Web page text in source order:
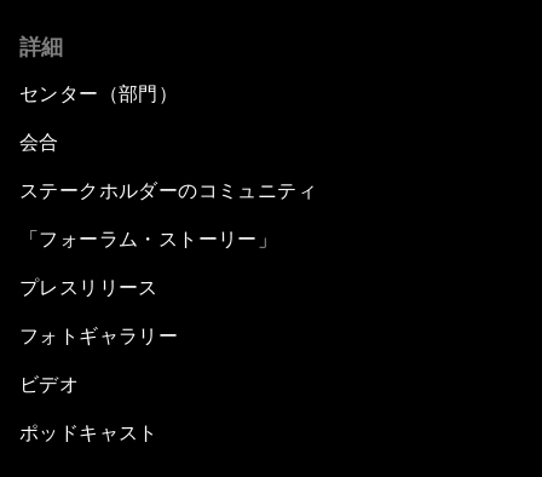
詳細
センター（部門）
会合
ステークホルダーのコミュニティ
「フォーラム・ストーリー」
プレスリリース
フォトギャラリー
ビデオ
ポッドキャスト